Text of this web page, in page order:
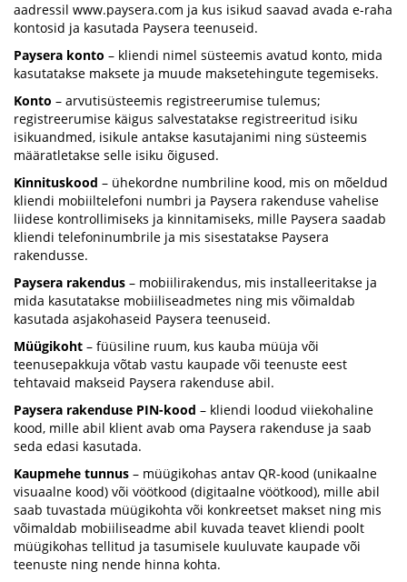
aadressil www.paysera.com ja kus isikud saavad avada e-raha
kontosid ja kasutada Paysera teenuseid.
Paysera konto – kliendi nimel süsteemis avatud konto, mida
kasutatakse maksete ja muude maksetehingute tegemiseks.
Konto – arvutisüsteemis registreerumise tulemus;
registreerumise käigus salvestatakse registreeritud isiku
isikuandmed, isikule antakse kasutajanimi ning süsteemis
määratletakse selle isiku õigused.
Kinnituskood – ühekordne numbriline kood, mis on mõeldud
kliendi mobiiltelefoni numbri ja Paysera rakenduse vahelise
liidese kontrollimiseks ja kinnitamiseks, mille Paysera saadab
kliendi telefoninumbrile ja mis sisestatakse Paysera
rakendusse.
Paysera rakendus – mobiilirakendus, mis installeeritakse ja
mida kasutatakse mobiiliseadmetes ning mis võimaldab
kasutada asjakohaseid Paysera teenuseid.
Müügikoht – füüsiline ruum, kus kauba müüja või
teenusepakkuja võtab vastu kaupade või teenuste eest
tehtavaid makseid Paysera rakenduse abil.
Paysera rakenduse PIN-kood – kliendi loodud viiekohaline
kood, mille abil klient avab oma Paysera rakenduse ja saab
seda edasi kasutada.
Kaupmehe tunnus – müügikohas antav QR-kood (unikaalne
visuaalne kood) või vöötkood (digitaalne vöötkood), mille abil
saab tuvastada müügikohta või konkreetset makset ning mis
võimaldab mobiiliseadme abil kuvada teavet kliendi poolt
müügikohas tellitud ja tasumisele kuuluvate kaupade või
teenuste ning nende hinna kohta.